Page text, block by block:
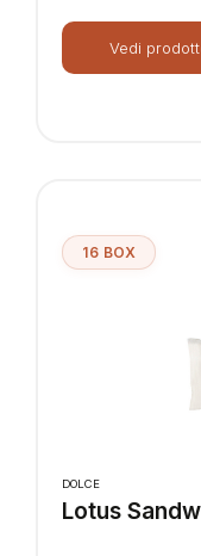
Vedi
16 BOX
DOLCE
Lotus